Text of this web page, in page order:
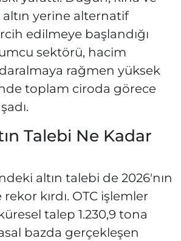
yerine alternatif
edilmeye başlandığı
sektörü, hacim
rağmen yüksek
toplam ciroda görece
Talebi Ne Kadar
altın talebi de 2026'nın
kırdı. OTC işlemler
talep 1.230,9 tona
bazda gerçekleşen